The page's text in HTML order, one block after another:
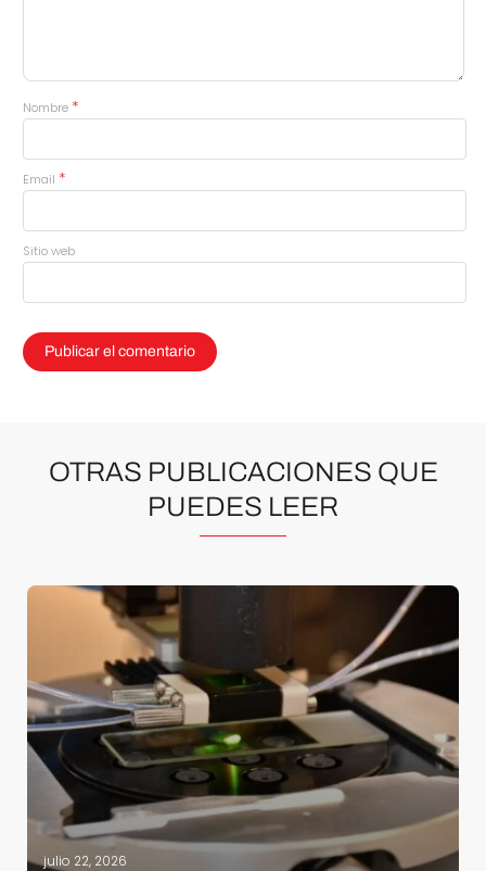
Nombre *
Email *
Sitio web
OTRAS PUBLICACIONES QUE
PUEDES LEER
julio 22, 2026